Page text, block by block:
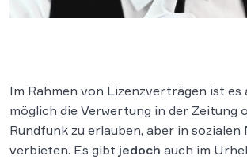
Im Rahmen von Lizenzverträgen ist es
möglich die Verwertung in der Zeitung
Rundfunk zu erlauben, aber in sozialen
verbieten. Es gibt jedoch auch im